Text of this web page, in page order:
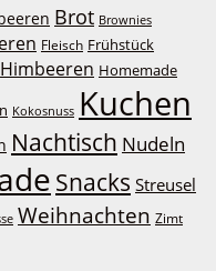
Brot Brownies
Fleisch Frühstück
Himbeeren Homemade
Kokosnuss Kuchen
Nachtisch Nudeln
Snacks Streusel
Weihnachten Zimt